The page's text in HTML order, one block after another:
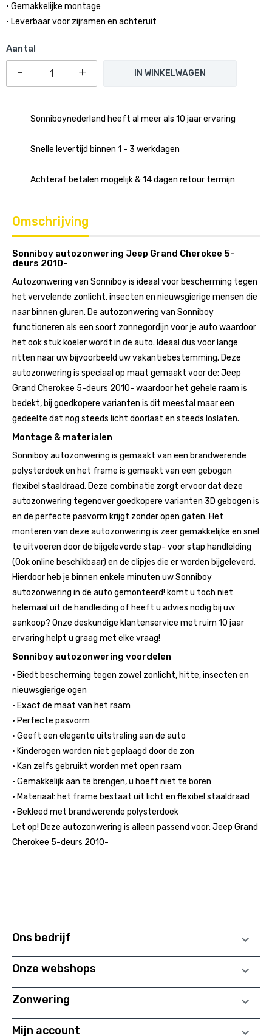
• Gemakkelijke montage
• Leverbaar voor zijramen en achteruit
Aantal
IN WINKELWAGEN
Sonniboynederland heeft al meer als 10 jaar ervaring
Snelle levertijd binnen 1 - 3 werkdagen
Achteraf betalen mogelijk & 14 dagen retour termijn
Omschrijving
Sonniboy autozonwering Jeep Grand Cherokee 5-
deurs 2010-
Autozonwering van Sonniboy is ideaal voor bescherming tegen
het vervelende zonlicht, insecten en nieuwsgierige mensen die
naar binnen gluren. De autozonwering van Sonniboy
functioneren als een soort zonnegordijn voor je auto waardoor
het ook stuk koeler wordt in de auto. Ideaal dus voor lange
ritten naar uw bijvoorbeeld uw vakantiebestemming. Deze
autozonwering is speciaal op maat gemaakt voor de: Jeep
Grand Cherokee 5-deurs 2010- waardoor het gehele raam is
bedekt, bij goedkopere varianten is dit meestal maar een
gedeelte dat nog steeds licht doorlaat en steeds loslaten.
Montage & materialen
Sonniboy autozonwering is gemaakt van een brandwerende
polysterdoek en het frame is gemaakt van een gebogen
flexibel staaldraad. Deze combinatie zorgt ervoor dat deze
autozonwering tegenover goedkopere varianten 3D gebogen is
en de perfecte pasvorm krijgt zonder open gaten. Het
monteren van deze autozonwering is zeer gemakkelijke en snel
te uitvoeren door de bijgeleverde stap- voor stap handleiding
(Ook online beschikbaar) en de clipjes die er worden bijgeleverd.
Hierdoor heb je binnen enkele minuten uw Sonniboy
autozonwering in de auto gemonteerd! komt u toch niet
helemaal uit de handleiding of heeft u advies nodig bij uw
aankoop? Onze deskundige klantenservice met ruim 10 jaar
ervaring helpt u graag met elke vraag!
Sonniboy autozonwering voordelen
• Biedt bescherming tegen zowel zonlicht, hitte, insecten en
nieuwsgierige ogen
• Exact de maat van het raam
• Perfecte pasvorm
• Geeft een elegante uitstraling aan de auto
• Kinderogen worden niet geplaagd door de zon
• Kan zelfs gebruikt worden met open raam
• Gemakkelijk aan te brengen, u hoeft niet te boren
• Materiaal: het frame bestaat uit licht en flexibel staaldraad
• Bekleed met brandwerende polysterdoek
Let op! Deze autozonwering is alleen passend voor: Jeep Grand
Cherokee 5-deurs 2010-
Ons bedrijf 
Onze webshops 
Zonwering 
Mijn account 